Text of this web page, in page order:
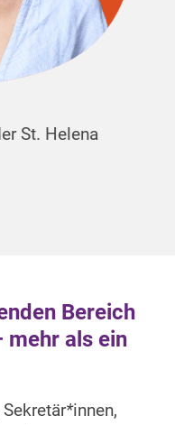
St. Helena
Bereich
mehr als ein
Sekretär*innen,